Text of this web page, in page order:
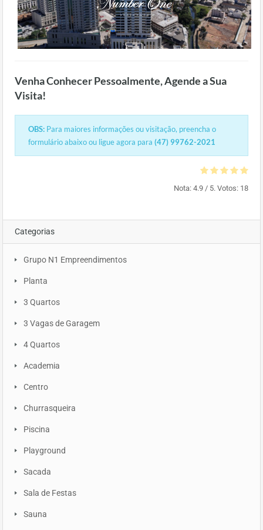
Venha Conhecer Pessoalmente, Agende a Sua
Visita!
OBS: Para maiores informações ou visitação, preencha o
formulário abaixo ou ligue agora para (47) 99762-2021
Nota: 4.9 / 5. Votos: 18
Categorias
Grupo N1 Empreendimentos
Planta
3 Quartos
3 Vagas de Garagem
4 Quartos
Academia
Centro
Churrasqueira
Piscina
Playground
Sacada
Sala de Festas
Sauna